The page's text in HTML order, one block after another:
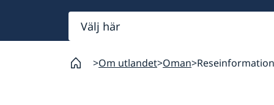
Välj
här
Om utlandet Oman Reseinformation